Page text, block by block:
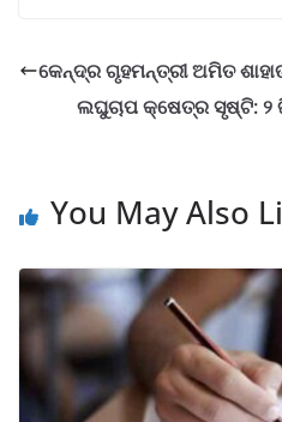
କେନ୍ଦ୍ର ଗୃହମନ୍ତ୍ରୀ ଅମିତ
ଲଘୁଚାପ କ୍ଷେତ୍ର ସୃଷ୍ଟି: ୨
You May Also